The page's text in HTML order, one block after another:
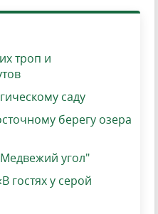
троп и
саду
берегу озера
угол"
гостях у серой